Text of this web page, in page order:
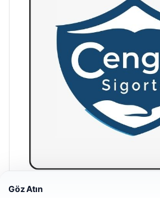
Hastaş Beton
Göz Atın